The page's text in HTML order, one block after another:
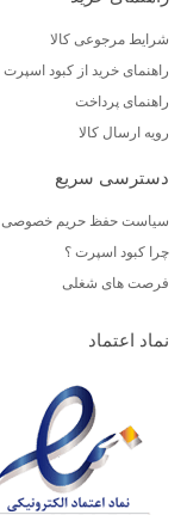
شرایط مرجوعی کالا
راهنمای خرید از کبود اسپرت
راهنمای پرداخت
رویه ارسال کالا
دسترسی سریع
سیاست حفظ حریم خصوصی
چرا کبود اسپرت ؟
فرصت های شغلی
نماد اعتماد